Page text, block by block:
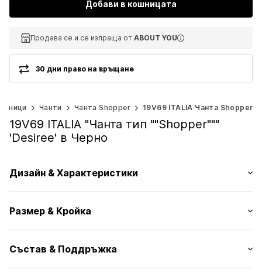
Добави в кошницата
Продава се и се изпраща от ABOUT YOU
Продава се и се изпраща от ABOUT YOU
30 дни право на връщане
Чанти Чанта Shopper 19V69 ITALIA Чанта Shopper
19V69 ITALIA "Чанта тип ""Shopper"""
'Desiree' в Черно
Дизайн & Характеристики
Имитация на кожа
С голямо основно отделение
Плочка с бранд
Размер & Кройка
Дръжка
Размер: Среден
Състав & Поддръжка